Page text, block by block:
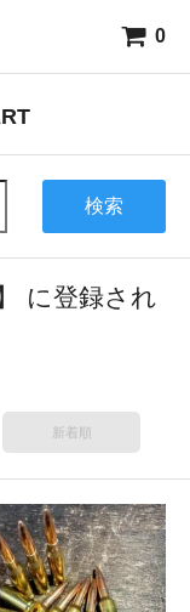
0
検索
に登録され
新着順